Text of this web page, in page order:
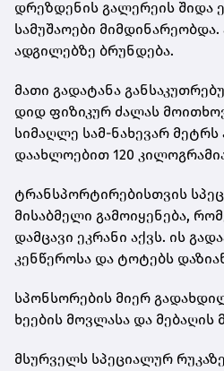
დრეზდენის გალერეის შიდა
სამუშაოები
ადგილებზე ბრუნდება.
მათი გადატანა
დიდ ფიზიკურ ძალას
სიმაღლე სამ-ნახევარ მეტრს
დაახლოებით 120
ტრანსპორტირებისთვის
მისაბმელი გამოიყენება,
დამცავი ეკრანი აქვს. ის
კენწეროსა და ტოტებს
სპონსორების მიერ
ხეების მოვლასა და მებაღის
მსურველს სპეციალურ